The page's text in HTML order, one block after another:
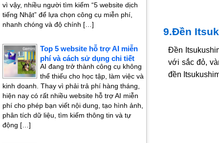
9.Đền
Đền
với sắc đỏ,
đền
vì vậy, nhiều người tìm kiếm “5 website dịch
tiếng Nhật” để lựa chọn công cụ miễn phí,
nhanh chóng và độ chính […]
Top 5 website hỗ trợ AI miễn
phí và cách sử dụng chi tiết
AI đang trở thành công cụ không
thể thiếu cho học tập, làm việc và
kinh doanh. Thay vì phải trả phí hàng tháng,
hiện nay có rất nhiều website hỗ trợ AI miễn
phí cho phép bạn viết nội dung, tạo hình ảnh,
phân tích dữ liệu, tìm kiếm thông tin và tự
động […]